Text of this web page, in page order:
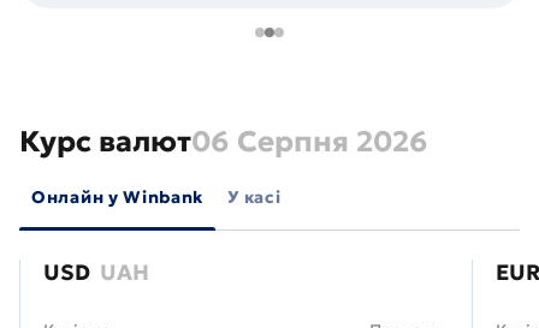
Курс валют06 Серпня 2026
Онлайн у Winbank У касі
USD UAH EUR